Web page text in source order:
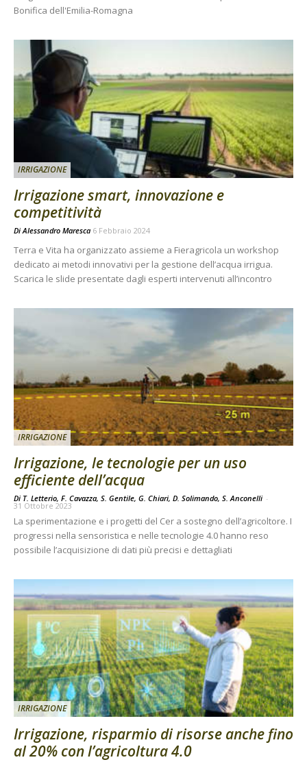
Bonifica dell'Emilia-Romagna
IRRIGAZIONE
Irrigazione smart, innovazione e
competitività
Di Alessandro Maresca 6 Febbraio 2024
Terra e Vita ha organizzato assieme a Fieragricola un workshop
dedicato ai metodi innovativi per la gestione dell’acqua irrigua.
Scarica le slide presentate dagli esperti intervenuti all’incontro
IRRIGAZIONE
Irrigazione, le tecnologie per un uso
efficiente dell’acqua
Di T. Letterio, F. Cavazza, S. Gentile, G. Chiari, D. Solimando, S. Anconelli -
31 Ottobre 2023
La sperimentazione e i progetti del Cer a sostegno dell’agricoltore. I
progressi nella sensoristica e nelle tecnologie 4.0 hanno reso
possibile l’acquisizione di dati più precisi e dettagliati
IRRIGAZIONE
Irrigazione, risparmio di risorse anche fino
al 20% con l’agricoltura 4.0